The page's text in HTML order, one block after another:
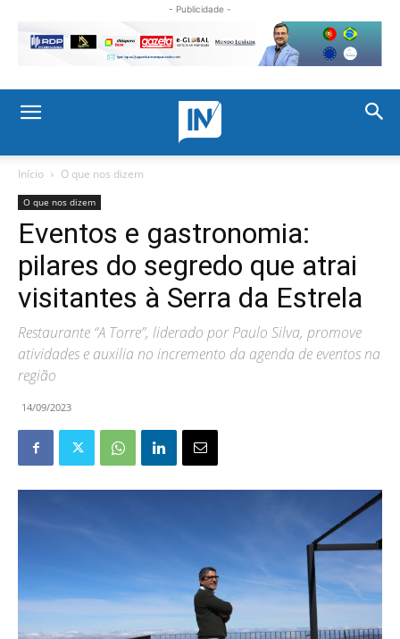
- Publicidade -
Início O que nos dizem
O que nos dizem
Eventos e gastronomia:
pilares do segredo que atrai
visitantes à Serra da Estrela
Restaurante “A Torre”, liderado por Paulo Silva, promove
atividades e auxilia no incremento da agenda de eventos na
região
14/09/2023